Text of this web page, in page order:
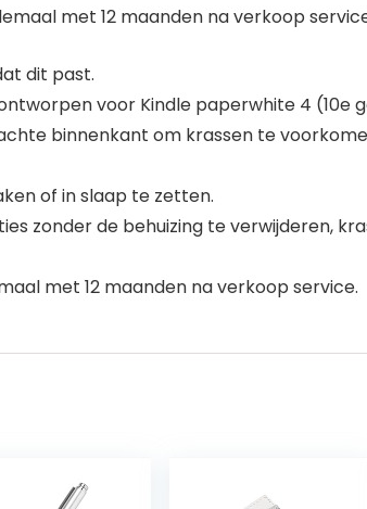
met 12 maanden na verkoop
dit past.
voor Kindle paperwhite 4 (10e
binnenkant om krassen te
of in slaap te zetten.
zonder de behuizing te verwijderen,
met 12 maanden na verkoop service.